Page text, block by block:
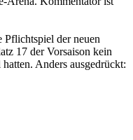
Pflichtspiel der neuen
17 der Vorsaison kein
Anders ausgedrückt: